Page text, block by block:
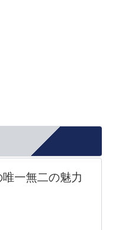
一無二の魅力